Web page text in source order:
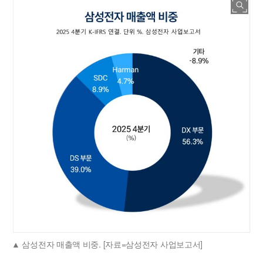
삼성전자 매출액 비중. [자료=삼성전자 사업보고서]